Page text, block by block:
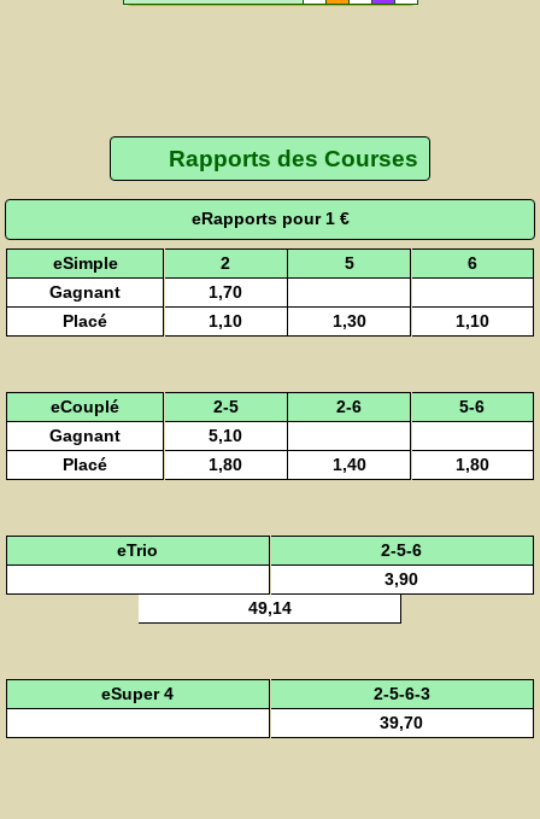
Rapports des Courses
eRapports pour 1 €
eSimple 2 5
6
Gagnant
1,70
Placé
1,10 1,30 1,10
eCouplé 2-5 2-6
5-6
Gagnant
5,10
Placé
1,80 1,40 1,80
eTrio
2-5-6
3,90
49,14
eSuper 4
2-5-6-3
39,70